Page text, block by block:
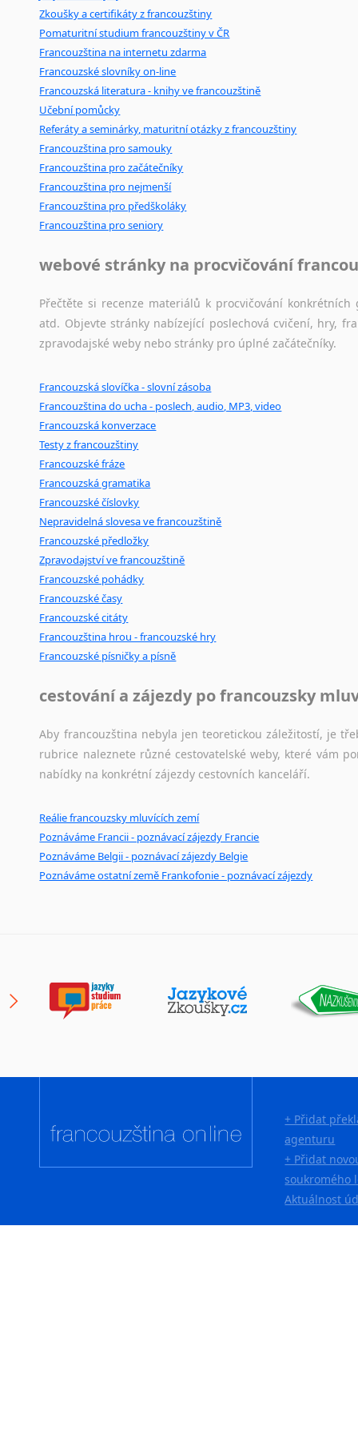
poradny a pravidla pravopisu nebo
Zkoušky a certifikáty z francouzštiny
Pomaturitní studium francouzštiny v ČR
Francouzština na internetu zdarma
Francouzské slovníky on-line
Francouzská literatura - knihy ve francouzštině
Učební pomůcky
Referáty a seminárky, maturitní otázky z francouzštiny
Francouzština pro samouky
Francouzština pro začátečníky
Francouzština pro nejmenší
Francouzština pro předškoláky
Francouzština pro seniory
webové stránky na procvičování
Přečtěte si recenze materiálů k procvičování
atd. Objevte stránky nabízející poslechová cvičení, hry,
zpravodajské weby nebo stránky pro úplné začátečníky.
Francouzská slovíčka - slovní zásoba
Francouzština do ucha - poslech, audio, MP3, video
Francouzská konverzace
Testy z francouzštiny
Francouzské fráze
Francouzská gramatika
Francouzské číslovky
Nepravidelná slovesa ve francouzštině
Francouzské předložky
Zpravodajství ve francouzštině
Francouzské pohádky
Francouzské časy
Francouzské citáty
Francouzština hrou - francouzské hry
Francouzské písničky a písně
cestování a zájezdy po francouzsky
Aby francouzština nebyla jen teoretickou záležitostí, je
rubrice naleznete různé cestovatelské weby, které vám
nabídky na konkrétní zájezdy cestovních kanceláří.
Reálie francouzsky mluvících zemí
Poznáváme Francii - poznávací zájezdy Francie
Poznáváme Belgii - poznávací zájezdy Belgie
Poznáváme ostatní země Frankofonie - poznávací zájezdy
+ Přidat
agenturu
+ Přidat
soukromého
Aktuálnost